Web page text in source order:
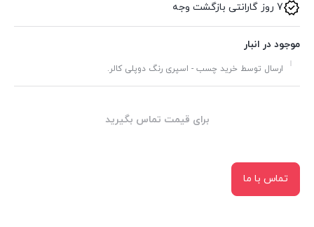
7 روز گارانتی بازگشت وجه
موجود در انبار
ارسال توسط خرید چسب - اسپری رنگ دوپلی کالر.
برای قیمت تماس بگیرید
تماس با ما